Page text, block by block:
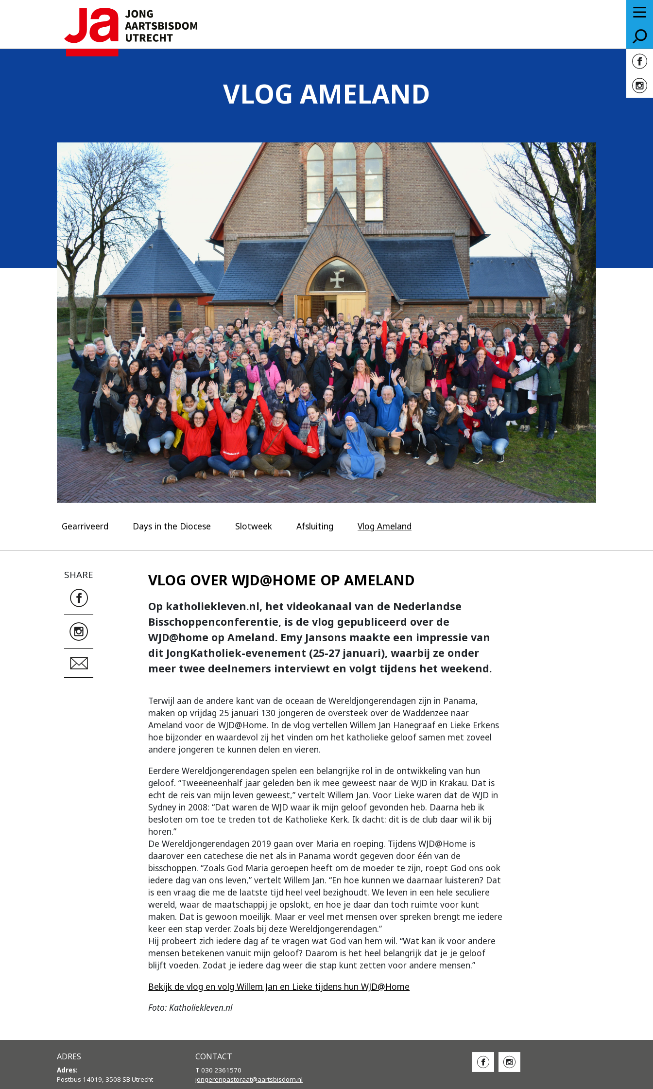
VLOG AMELAND
Gearriveerd Days in the Diocese Slotweek Afsluiting Vlog Ameland
SHARE VLOG OVER WJD@HOME OP AMELAND
Op katholiekleven.nl, het videokanaal van de Nederlandse
Bisschoppenconferentie, is de vlog gepubliceerd over de
WJD@home op Ameland. Emy Jansons maakte een impressie van
dit JongKatholiek-evenement (25-27 januari), waarbij ze onder
meer twee deelnemers interviewt en volgt tijdens het weekend.
Terwijl aan de andere kant van de oceaan de Wereldjongerendagen zijn in Panama,
maken op vrijdag 25 januari 130 jongeren de oversteek over de Waddenzee naar
Ameland voor de WJD@Home. In de vlog vertellen Willem Jan Hanegraaf en Lieke Erkens
hoe bijzonder en waardevol zij het vinden om het katholieke geloof samen met zoveel
andere jongeren te kunnen delen en vieren.
Eerdere Wereldjongerendagen spelen een belangrijke rol in de ontwikkeling van hun
geloof. “Tweeëneenhalf jaar geleden ben ik mee geweest naar de WJD in Krakau. Dat is
echt de reis van mijn leven geweest,” vertelt Willem Jan. Voor Lieke waren dat de WJD in
Sydney in 2008: “Dat waren de WJD waar ik mijn geloof gevonden heb. Daarna heb ik
besloten om toe te treden tot de Katholieke Kerk. Ik dacht: dit is de club daar wil ik bij
horen.”
De Wereldjongerendagen 2019 gaan over Maria en roeping. Tijdens WJD@Home is
daarover een catechese die net als in Panama wordt gegeven door één van de
bisschoppen. “Zoals God Maria geroepen heeft om de moeder te zijn, roept God ons ook
iedere dag van ons leven,” vertelt Willem Jan. “En hoe kunnen we daarnaar luisteren? Dat
is een vraag die me de laatste tijd heel veel bezighoudt. We leven in een hele seculiere
wereld, waar de maatschappij je opslokt, en hoe je daar dan toch ruimte voor kunt
maken. Dat is gewoon moeilijk. Maar er veel met mensen over spreken brengt me iedere
keer een stap verder. Zoals bij deze Wereldjongerendagen.”
Hij probeert zich iedere dag af te vragen wat God van hem wil. “Wat kan ik voor andere
mensen betekenen vanuit mijn geloof? Daarom is het heel belangrijk dat je je geloof
blijft voeden. Zodat je iedere dag weer die stap kunt zetten voor andere mensen.”
Bekijk de vlog en volg Willem Jan en Lieke tijdens hun WJD@Home
Foto: Katholiekleven.nl
ADRES
Adres:
Postbus 14019, 3508 SB Utrecht
CONTACT
T 030 2361570
jongerenpastoraat@aartsbisdom.nl